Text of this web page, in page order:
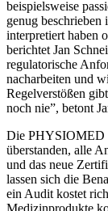
beispielsweise
genug
interpretiert haben
berichtet Jan
regulatorische
nacharbeiten und
Regelverstößen
noch nie”, betont
Die PHYSIOMED
überstanden, alle
und das neue
lassen sich die
ein Audit kostet